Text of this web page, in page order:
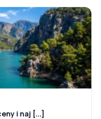
i naj [...]